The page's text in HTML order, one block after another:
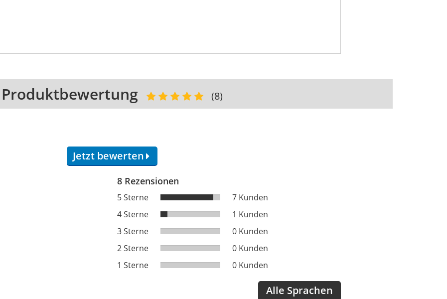
Produktbewertung (8)
Jetzt bewerten
8 Rezensionen
5 Sterne
7 Kunden
4 Sterne
1 Kunden
3 Sterne
0 Kunden
2 Sterne
0 Kunden
1 Sterne
0 Kunden
Alle Sprachen